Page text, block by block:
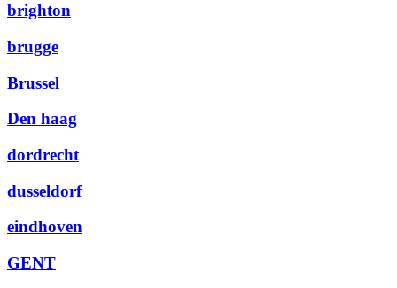
brighton
brugge
Brussel
Den haag
dordrecht
dusseldorf
eindhoven
GENT